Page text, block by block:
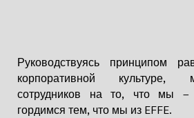
Руководствуясь принципом
корпоративной
сотрудников на то, что мы
гордимся тем, что мы из EFFE.